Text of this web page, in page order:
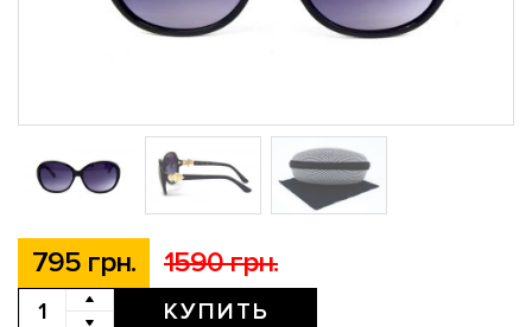
795 грн. 1590 грн.
КУПИТЬ